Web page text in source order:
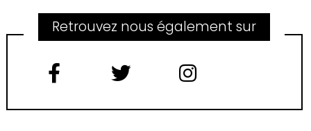
Retrouvez nous également sur